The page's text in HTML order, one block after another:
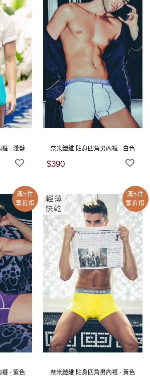
褲 - 淺藍 奈米纖維 貼身四角男內褲 - 白色
$390
滿5件
享折扣
褲 - 紫色
滿5件
享折扣
奈米纖維 貼身四角男內褲 - 黃色